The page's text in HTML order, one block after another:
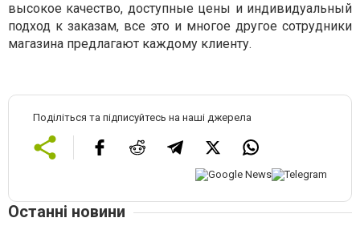
высокое качество, доступные цены и индивидуальный
подход к заказам, все это и многое другое сотрудники
магазина предлагают каждому клиенту.
Поділіться та підписуйтесь на наші джерела
Останні новини